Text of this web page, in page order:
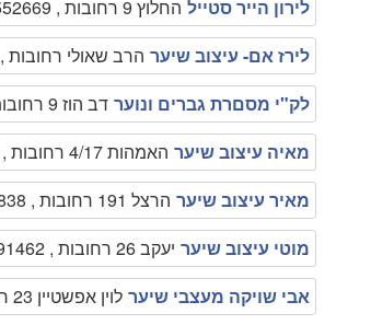
לירון הייר סטייל החלוץ 9 רחובות , 0525552669
לירז אם- עיצוב שיער הרב שאולי רחובות , 0509352633
לק"י מסםרת גברים ונוער דב הוז 9 רחובות , 0502169446
מאיה עיצוב שיער האמהות 4/17 רחובות , 0508657208
מאיר עיצוב שיער הרצל 191 רחובות , 089315838
מוטי עיצוב שיער יעקב 26 רחובות , 089491462
אבי שויקה מעצבי שיער לוין אפשטיין 23 רחובות , 089466048